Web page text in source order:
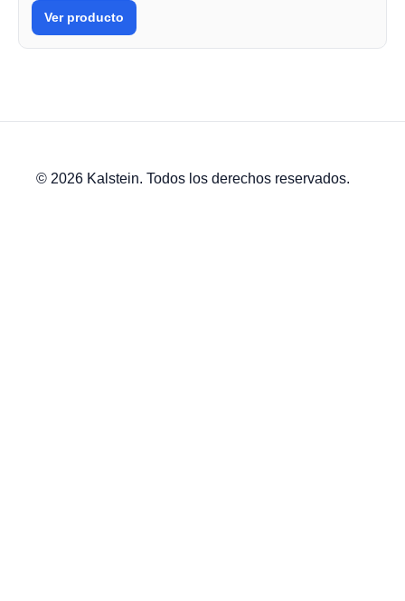
Ver producto
© 2026 Kalstein. Todos los derechos reservados.